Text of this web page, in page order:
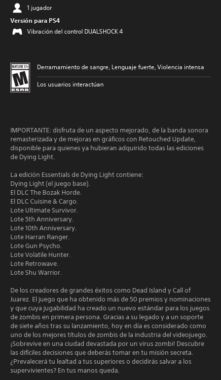
1 jugador
Versión para PS4
Vibración del control DUALSHOCK 4
Derramamiento de sangre, Lenguaje fuerte, Violencia intensa
Los usuarios interactúan
IMPORTANTE: disfruta de un aspecto mejorado, de la banda sonora
remasterizada y de mejoras en gráficos con Retouched Update,
disponible para quienes ya hubieran adquirido todas las ediciones
de Dying Light.
La edición Essentials de Dying Light contiene:
Dying Light (el juego base).
El DLC The Bozak Horde.
El DLC Cuisine & Cargo.
Lote Ultimate Survivor.
Lote 5th Anniversary.
Lote 10th Anniversary.
Lote Harran Ranger.
Lote Gun Psycho.
Lote Volatile Hunter.
Lote Retrowave.
Lote Shu Warrior.
De los creadores de grandes éxitos como Dead Island y Call of
Juarez. El juego que ha obtenido más de 50 premios y nominaciones
y que cuya jugabilidad ha creado un nuevo estándar para los juegos
de zombis en primera persona. Gracias a su legado y a un soporte
de siete años tras su lanzamiento, hoy en día es considerado como
uno de los mejores títulos de zombis de la industria del videojuego.
¡Sobrevive en una ciudad devastada por un virus zombi! Descubre
las difíciles decisiones que deberás tomar en tu misión secreta.
¿Prevalecerá tu lealtad a tus superiores o decidirás salvar a los
supervivientes? En tus manos queda.